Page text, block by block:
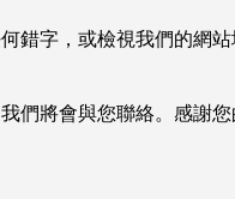
錯字，或檢視我們的網
們將會與您聯絡。感謝